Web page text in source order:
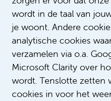
wordt in de taal van
je woont. Andere
analytische cookies
verzamelen via o.a.
Microsoft Clarity over
wordt. Tenslotte zetten
cookies in voor het